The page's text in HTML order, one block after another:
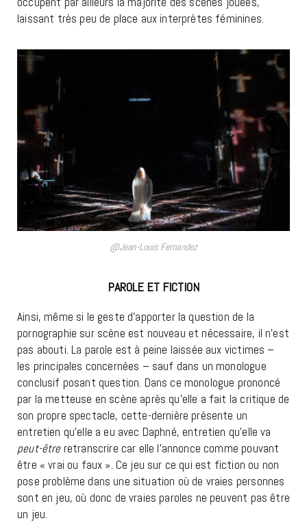
laissant très peu de place aux interprètes féminines.
@Jean-Louis Fernandez
PAROLE ET FICTION
Ainsi, même si le geste d’apporter la question de la
pornographie sur scène est nouveau et nécessaire, il n’est
pas abouti. La parole est à peine laissée aux victimes –
les principales concernées – sauf dans un monologue
conclusif posant question. Dans ce monologue prononcé
par la metteuse en scène après qu’elle a fait la critique de
son propre spectacle, cette-dernière présente un
entretien qu’elle a eu avec Daphné, entretien qu’elle va
peut-êtreretranscrire car elle l’annonce comme pouvant
être « vrai ou faux ». Ce jeu sur ce qui est fiction ou non
pose problème dans une situation où de vraies personnes
sont en jeu, où donc de vraies paroles ne peuvent pas être
un jeu.